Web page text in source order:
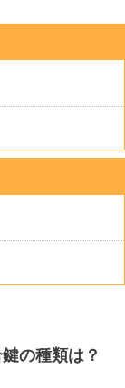
の種類は？